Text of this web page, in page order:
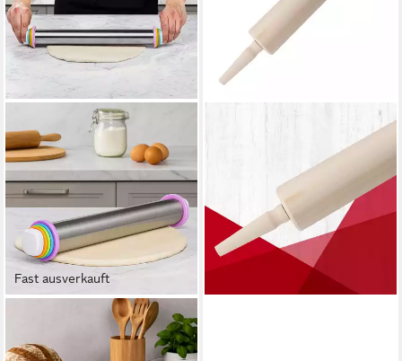
Fast ausverkauft
Teigroller Teigrolle mit
Abstandsringen, Edelstahl in
in 2-3 Werktagen bei dir